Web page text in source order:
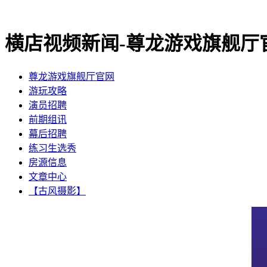
横店视频新闻-尊龙游戏旗舰厅
尊龙游戏旗舰厅官网
​游玩攻略
​演员招聘
​前期组讯
​幕后招聘
​练习生选秀
房源信息
文章中心
【古风摄影】